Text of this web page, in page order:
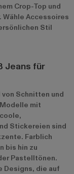
Crop-Top und
Wähle Accessoires
Stil
Jeans für
von Schnitten und
mit
Stickereien sind
Farblich
bis hin zu
Pastelltönen.
Designs, die auf